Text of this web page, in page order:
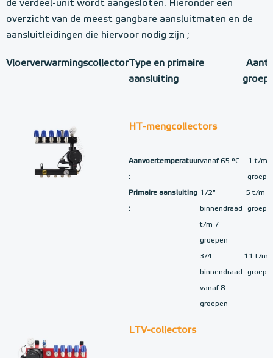
de verdeel-unit wordt aangesloten. Hieronder een
overzicht van de meest gangbare aansluitmaten en de
aansluitleidingen die hiervoor nodig zijn ;
VloerverwarmingscollectorType en primaire
aansluiting
HT-mengcollectors
Aanvoertemperatuur
:
vanaf 65 °C 1 t/m
Primaire aansluiting
:
1/2"
binnendraad
t/m 7
groepen
5 t/m
3/4"
binnendraad
vanaf 8
groepen
11 t/m
LTV-collectors